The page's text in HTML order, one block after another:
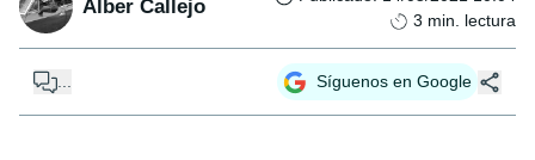
Alber Callejo
3 min. lectura
... Síguenos en Google